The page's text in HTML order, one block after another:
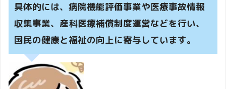
具体的には、病院機能評価事業や医療事故情報
収集事業、産科医療補償制度運営などを行い、
国民の健康と福祉の向上に寄与しています。